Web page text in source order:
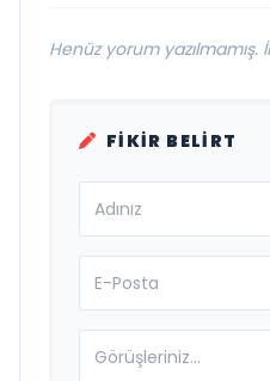
Henüz yorum yazılmamış.
FIKIR BELIRT